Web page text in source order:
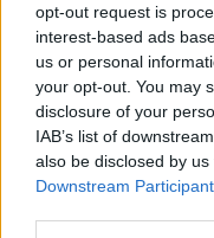
opt-out request is
interest-based ads
us or personal
your opt-out. You may
disclosure of your
IAB’s list of
also be disclosed by
Downstream
Αδιάψευστος
που απαθανάτισε
Διάβασε